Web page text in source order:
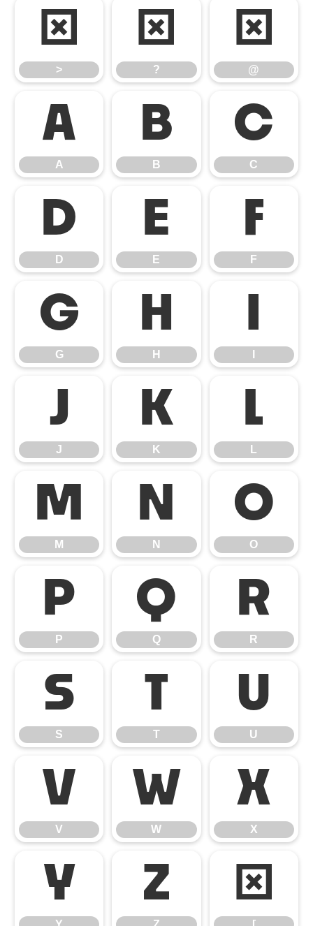
>
>
?
?
@
@
A
A
B
B
C
C
D
D
E
E
F
F
G
G
H
H
J
J
K
K
L
L
M
M
N
N
O
O
P
P
Q
Q
R
R
S
S
T
T
U
U
V
V
W
W
X
X
Y Z [